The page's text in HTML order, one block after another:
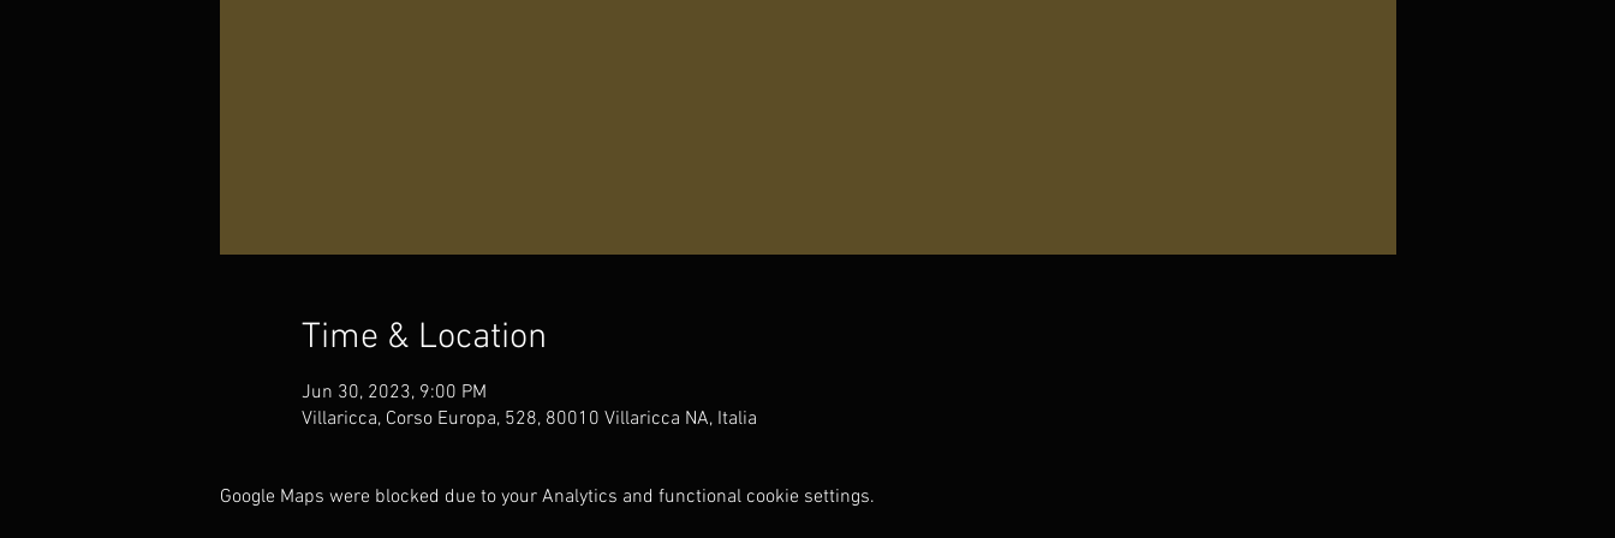
Time & Location
Jun 30, 2023, 9:00 PM
Villaricca, Corso Europa, 528, 80010 Villaricca NA, Italia
Google Maps were blocked due to your Analytics and functional cookie settings.